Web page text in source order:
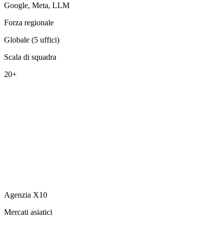
Google, Meta, LLM
Forza regionale
Globale (5 uffici)
Scala di squadra
20+
Agenzia X10
Mercati asiatici